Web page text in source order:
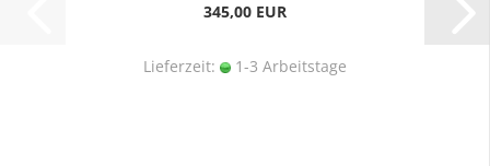
345,00 EUR
Lieferzeit: 1-3 Arbeitstage